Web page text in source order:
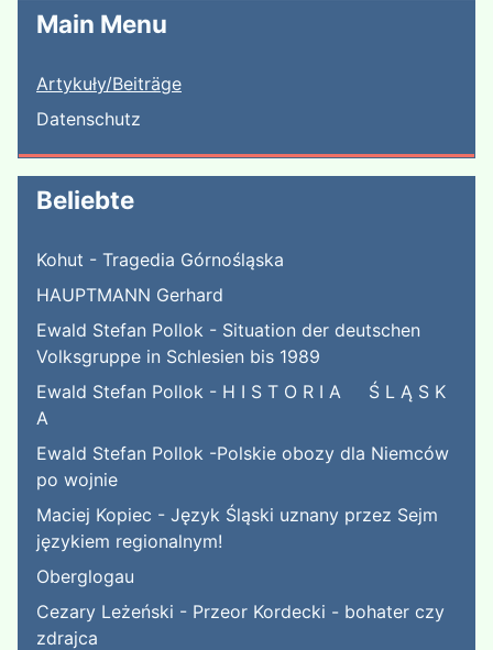
Main Menu
Artykuły/Beiträge
Datenschutz
Beliebte
Kohut - Tragedia Górnośląska
HAUPTMANN Gerhard
Ewald Stefan Pollok - Situation der deutschen
Volksgruppe in Schlesien bis 1989
Ewald Stefan Pollok - H I S T O R I A Ś L Ą S K
A
Ewald Stefan Pollok -Polskie obozy dla Niemców
po wojnie
Maciej Kopiec - Język Śląski uznany przez Sejm
językiem regionalnym!
Oberglogau
Cezary Leżeński - Przeor Kordecki - bohater czy
zdrajca